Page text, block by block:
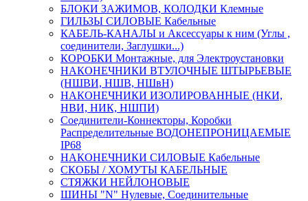
БЛОКИ ЗАЖИМОВ, КОЛОДКИ Клемные
ГИЛЬЗЫ СИЛОВЫЕ Кабельные
КАБЕЛЬ-КАНАЛЫ и Аксессуары к ним (Углы ,
соединители, Заглушки...)
КОРОБКИ Монтажные, для Электроустановки
НАКОНЕЧНИКИ ВТУЛОЧНЫЕ ШТЫРЬЕВЫЕ
(НШВИ, НШВ, НШвН)
НАКОНЕЧНИКИ ИЗОЛИРОВАННЫЕ (НКИ,
НВИ, НИК, НШПИ)
Соединители-Коннекторы, Коробки
Распределительные ВОДОНЕПРОНИЦАЕМЫЕ
IP68
НАКОНЕЧНИКИ СИЛОВЫЕ Кабельные
СКОБЫ / ХОМУТЫ КАБЕЛЬНЫЕ
СТЯЖКИ НЕЙЛОНОВЫЕ
ШИНЫ "N" Нулевые, Соединительные